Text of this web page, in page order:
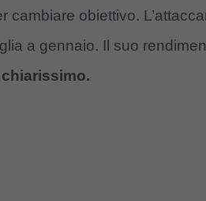
obiettivo.
a gennaio. Il suo